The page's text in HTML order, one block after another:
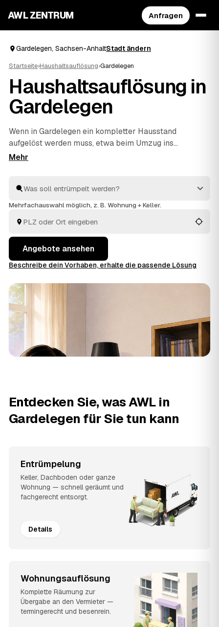
AWL ZENTRUM Anfragen
Gardelegen, Sachsen-AnhaltStadt ändern
Startseite›Haushaltsauflösung›Gardelegen
Haushaltsauflösung in
Gardelegen
Wenn in Gardelegen ein kompletter Hausstand
aufgelöst werden muss, etwa beim Umzug ins
Pflegeheim oder im Nachlass, hilft AWL beim einfachen
rechnen Ihnen Festpreise – verwertbare Gegenstände
werden auf die Kosten angerechnet. Die Profis arbeiten
besenreinen Übergabe. Sie müssen nur die Angebote
vergleichen und entscheiden.
Mehrfachauswahl möglich, z. B. Wohnung + Keller.
Angebote ansehen
Beschreibe dein Vorhaben, erhalte die passende Lösung
Entdecken Sie, was AWL in
Gardelegen für Sie tun kann
Entrümpelung
Keller, Dachboden oder ganze
Wohnung — schnell geräumt und
fachgerecht entsorgt.
Details
Wohnungsauflösung
Komplette Räumung zur
Übergabe an den Vermieter —
termingerecht und besenrein.